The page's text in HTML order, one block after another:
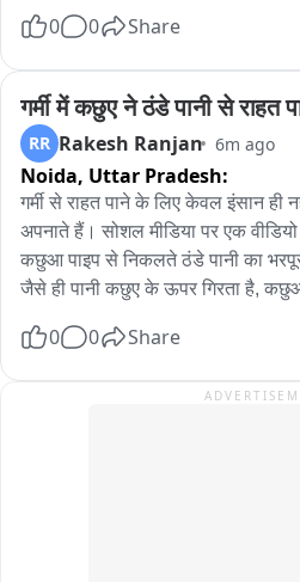
भोजन परोसने में स्कूल के शिक्षक भी
की टीम ने बच्चों से भी बात की और
वाले भोजन के बारे में जानकारी ली।
सप्ताह के छह दिन अलग-अलग तरह का
गुणवत्ता भी ठीक रहती है। वहीं स्कूल की
सप्ताह के अलग-अलग दिनों में अलग-अलग
किया जाता है। सोमवार को चावल, दाल
के कारण फिलहाल अंडे की जगह बच्चों को
चावल, दाल और छोला... बुधवार को हरी
को चावल, दाल, चोखा और हरी सब्जी की
चावल, दाल, सब्जी और अंडा दिया जाता
बच्चों को परोसे जाने वाले भोजन की
है। शिक्षक समय-समय पर भोजन की जांच
गुणवत्तापूर्ण और सुरक्षित भोजन पहुंचे।
0 0 Share
गर्मी में कछुए ने ठंडे पानी से राहत
RR Rakesh Ranjan 6m ago
Noida, Uttar Pradesh:
गर्मी से राहत पाने के लिए केवल इंसान ही
अपनाते हैं। सोशल मीडिया पर एक
कछुआ पाइप से निकलते ठंडे पानी का भरपूर
जैसे ही पानी कछुए के ऊपर गिरता है,
होते हैं और उन्हें भी आराम और सुख की
कछुए ने लिया ठंडे पानी का मजा
0 0 Share